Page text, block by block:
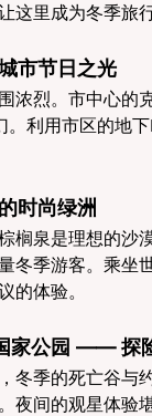
这里成为冬季旅
市节日之光
浓烈。市中心的
。利用市区的地
时尚绿洲
榈泉是理想的沙
冬季游客。乘坐
的体验。
家公园 —— 探
冬季的死亡谷与
夜间的观星体验